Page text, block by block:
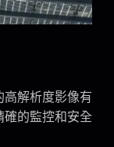
解析度影像有
的監控和安全